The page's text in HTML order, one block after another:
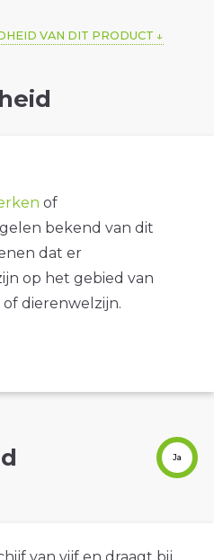
VAN DIT PRODUCT
of
bekend van dit
dat er
op het gebied van
dierenwelzijn.
Ja